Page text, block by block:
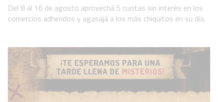
Del 8 al 16 de agosto aprovechá 5 cuotas sin interés en los
comercios adheridos y agasajá a los más chiquitos en su día.